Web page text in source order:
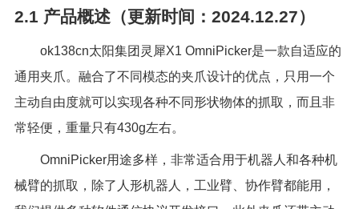
2.1 产品概述（更新时间：2024.12.27）
ok138cn太阳集团灵犀X1 OmniPicker是一款自适应的
通用夹爪。融合了不同模态的夹爪设计的优点，只用一个
主动自由度就可以实现各种不同形状物体的抓取，而且非
常轻便，重量只有430g左右。
OmniPicker用途多样，非常适合用于机器人和各种机
械臂的抓取，除了人形机器人，工业臂、协作臂都能用，